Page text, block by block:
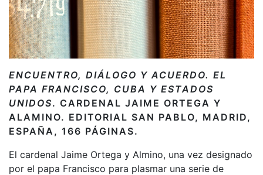
ENCUENTRO, DIÁLOGO Y ACUERDO. EL
PAPA FRANCISCO, CUBA Y ESTADOS
UNIDOS. CARDENAL JAIME ORTEGA Y
ALAMINO. EDITORIAL SAN PABLO, MADRID,
ESPAÑA, 166 PÁGINAS.
El cardenal Jaime Ortega y Almino, una vez designado
por el papa Francisco para plasmar una serie de